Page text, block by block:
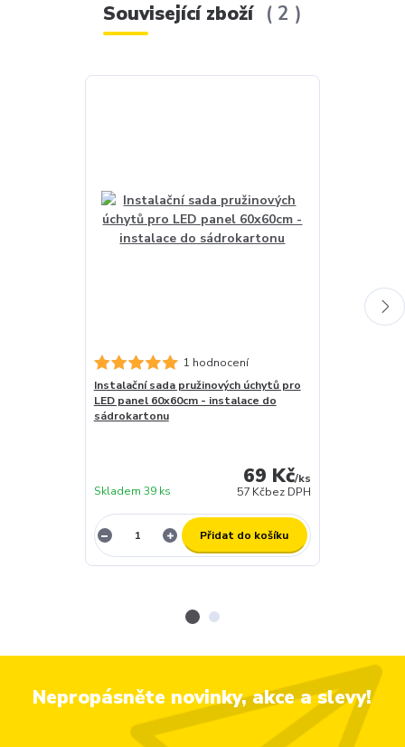
Související zboží 2
1 hodnocení
Instalační sada pružinových úchytů pro
LED panel 60x60cm - instalace do
sádrokartonu
69 Kč/ks
57 Kčbez DPH
Skladem 39 ks
Přidat do košíku
Nepropásněte novinky, akce a slevy!